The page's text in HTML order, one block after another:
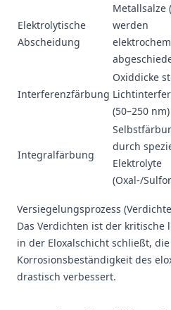
Elektrolytische
Abscheidung
Metallsalze
werden
Interferenzfärbung
Oxiddicke
(50–250 nm)
Integralfärbung
durch
Elektrolyte
(Oxal-/
Versiegelungsprozess
Das Verdichten ist der kritische
in der Eloxalschicht schließt,
Korrosionsbeständigkeit des
drastisch verbessert.